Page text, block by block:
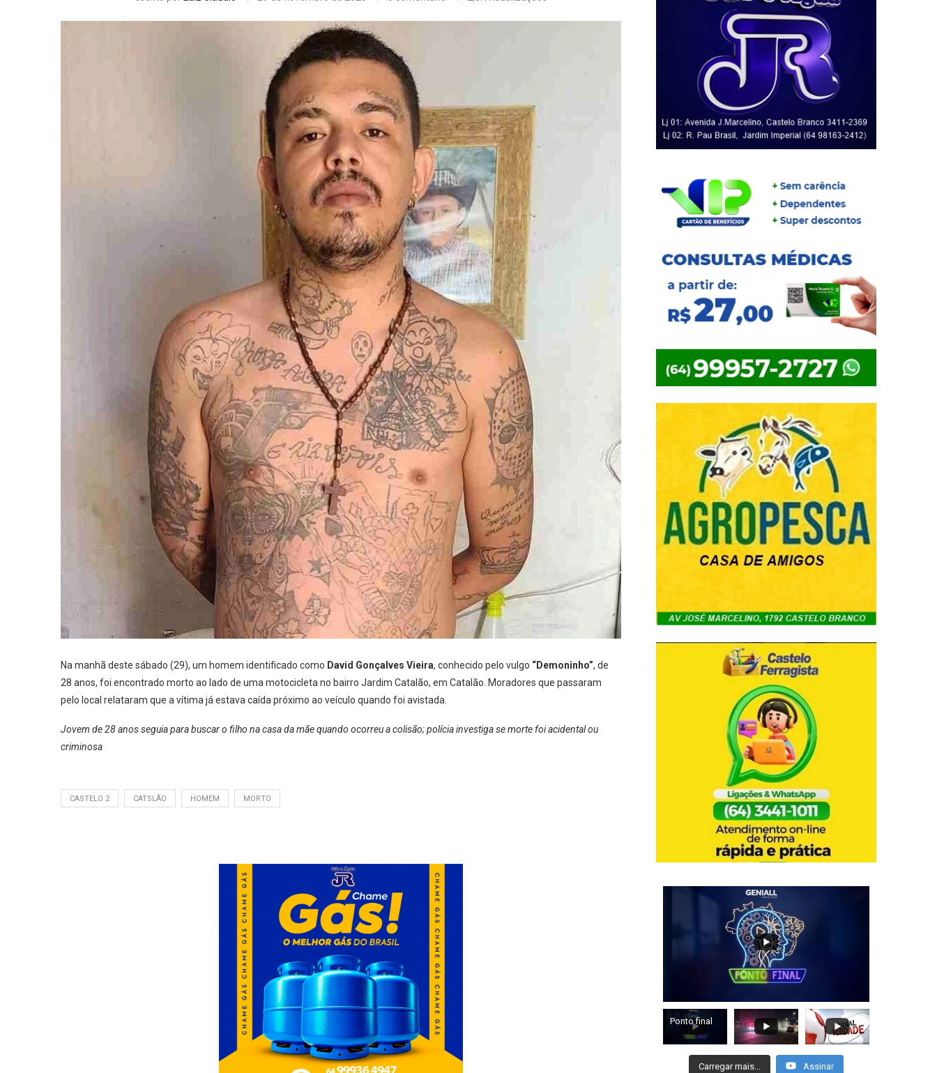
Na manhã deste sábado (29), um homem identificado como David Gonçalves Vieira, conhecido pelo vulgo “Demoninho”, de
28 anos, foi encontrado morto ao lado de uma motocicleta no bairro Jardim Catalão, em Catalão. Moradores que passaram
pelo local relataram que a vítima já estava caída próximo ao veículo quando foi avistada.
Jovem de 28 anos seguia para buscar o filho na casa da mãe quando ocorreu a colisão; polícia investiga se morte foi acidental ou
criminosa
CASTELO 2 CATSLÃO HOMEM MORTO
Ponto final
Carregar mais... Assinar